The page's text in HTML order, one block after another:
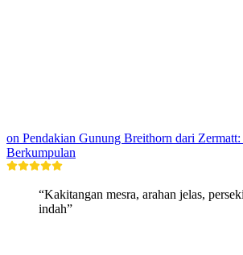
on Pendakian Gunung Breithorn dari Zermatt:
Berkumpulan
“Kakitangan mesra, arahan jelas,
indah”